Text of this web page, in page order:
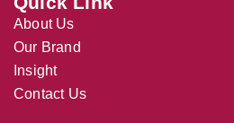
About Us
Our Brand
Insight
Contact Us